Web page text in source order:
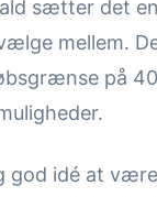
sætter det
mellem.
på
god idé at